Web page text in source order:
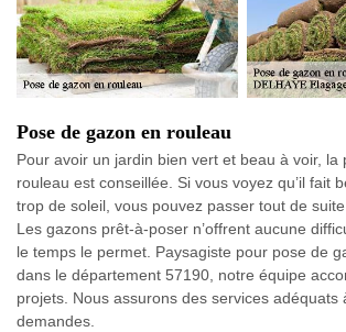
Pose de gazon en rouleau
Pour avoir un jardin bien vert et beau à voir, la
rouleau est conseillée. Si vous voyez qu’il fait
trop de soleil, vous pouvez passer tout de
Les gazons prêt-à-poser n’offrent aucune
le temps le permet. Paysagiste pour pose de
dans le département 57190, notre équipe
projets. Nous assurons des services adéquats
demandes.